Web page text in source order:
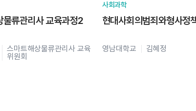
물류관리사 교육과정2
스마트해상물류관리사 교육
위원회
사회과학
현대사회의범죄와형사정
영남대학교 김혜정